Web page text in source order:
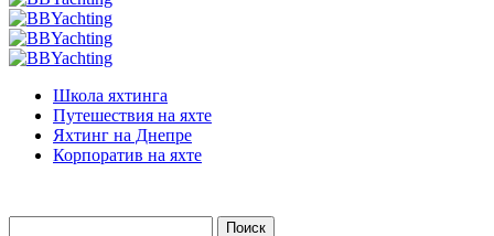
Школа яхтинга
Путешествия на яхте
Яхтинг на Днепре
Корпоратив на яхте